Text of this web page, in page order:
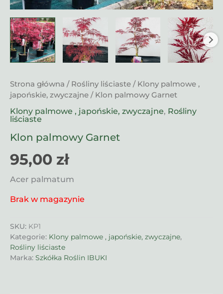
Strona główna / Rośliny liściaste / Klony palmowe ,
japońskie, zwyczajne / Klon palmowy Garnet
Klony palmowe , japońskie, zwyczajne, Rośliny
liściaste
Klon palmowy Garnet
95,00 zł
Acer palmatum
Brak w magazynie
SKU: KP1
Kategorie: Klony palmowe , japońskie, zwyczajne,
Rośliny liściaste
Marka: Szkółka Roślin IBUKI